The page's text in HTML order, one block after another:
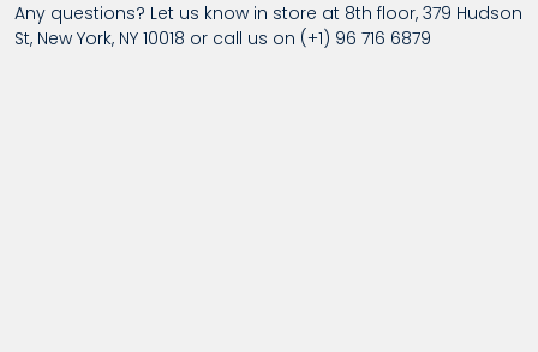
Any questions? Let us know in store at 8th floor, 379 Hudson
St, New York, NY 10018 or call us on (+1) 96 716 6879